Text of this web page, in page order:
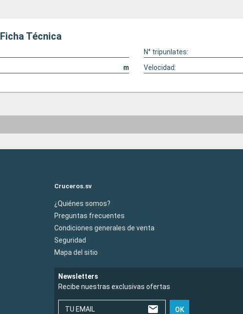
Ficha Técnica
N° tripunlates:
m Velocidad:
Cruceros.sv
¿Quiénes somos?
Preguntas frecuentes
Condiciones generales de venta
Seguridad
Mapa del sitio
Newsletters
Recibe nuestras exclusivas ofertas
TU EMAIL OK